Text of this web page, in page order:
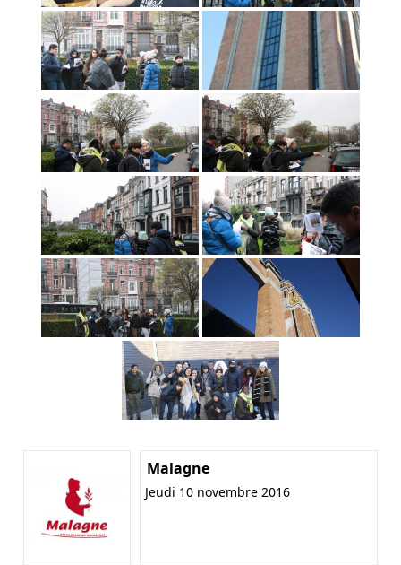
Malagne
Jeudi 10 novembre 2016